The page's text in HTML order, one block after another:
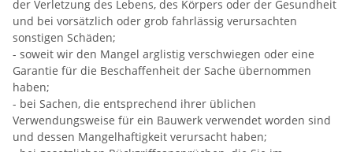
der Verletzung des Lebens, des Körpers oder der Gesundheit
und bei vorsätzlich oder grob fahrlässig verursachten
sonstigen Schäden;
- soweit wir den Mangel arglistig verschwiegen oder eine
Garantie für die Beschaffenheit der Sache übernommen
haben;
- bei Sachen, die entsprechend ihrer üblichen
Verwendungsweise für ein Bauwerk verwendet worden sind
und dessen Mangelhaftigkeit verursacht haben;